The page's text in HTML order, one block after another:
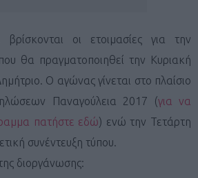
βρίσκονται οι ετοιμασίες για την
θα πραγματοποιηθεί την Κυριακή
Ο αγώνας γίνεται στο πλαίσιο
Παναγούλεια 2017 (για να
πατήστε εδώ) ενώ την Τετάρτη
συνέντευξη τύπου.
διοργάνωσης: